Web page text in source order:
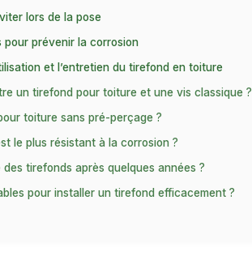
lors de la pose
prévenir la corrosion
et l’entretien du tirefond en toiture
un tirefond pour toiture et une vis classique ?
toiture sans pré-perçage ?
le plus résistant à la corrosion ?
tirefonds après quelques années ?
pour installer un tirefond efficacement ?